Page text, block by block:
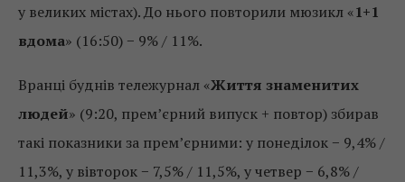
у великих містах). До нього повторили мюзикл «1+1
вдома» (16:50) − 9% / 11%.
Вранці буднів тележурнал «Життя знаменитих
людей» (9:20, прем’єрний випуск + повтор) збирав
такі показники за прем’єрними: у понеділок − 9,4% /
11,3%, у вівторок − 7,5% / 11,5%, у четвер − 6,8% /